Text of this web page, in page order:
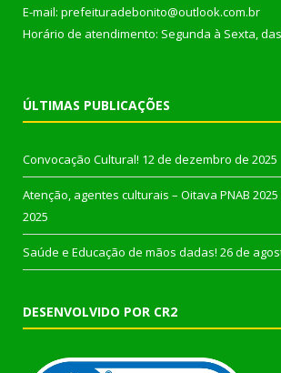
E-mail: prefeituradebonito@outlook.com.br
Horário de atendimento: Segunda à Sexta,
ÚLTIMAS PUBLICAÇÕES
Convocação Cultural! 12 de dezembro de 2025
Atenção, agentes culturais – Oitava PNAB 2025
2025
Saúde e Educação de mãos dadas! 26 de
DESENVOLVIDO POR CR2